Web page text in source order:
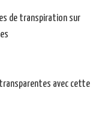
de transpiration sur
avec cette